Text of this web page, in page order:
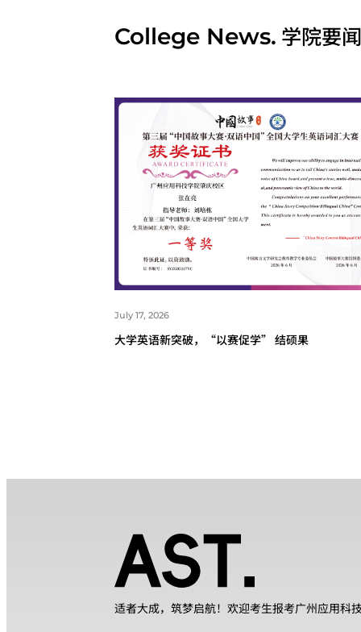
College News. 学院要
July 17, 2026
大学英语新突破，“以赛促学” 结硕果
适者大成，筑梦启航！欢迎考生报考广州应用科